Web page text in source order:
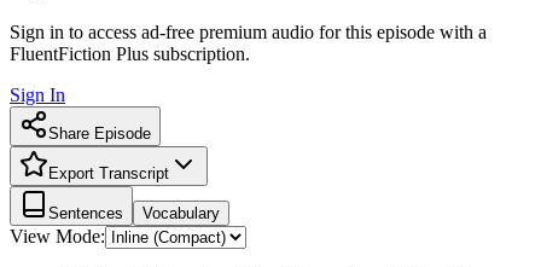
Sign in to access ad-free premium audio for this episode with a
FluentFiction Plus subscription.
Sign In
Share Episode
Export Transcript
Sentences Vocabulary
View Mode: